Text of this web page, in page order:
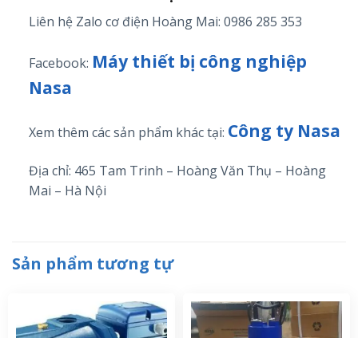
Liên hệ Zalo cơ điện Hoàng Mai: 0986 285 353
Facebook: Máy thiết bị công nghiệp
Nasa
Xem thêm các sản phẩm khác tại: Công ty Nasa
Địa chỉ: 465 Tam Trinh – Hoàng Văn Thụ – Hoàng
Mai – Hà Nội
Sản phẩm tương tự